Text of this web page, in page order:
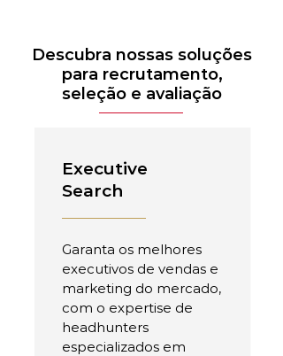
Descubra nossas soluções
para recrutamento,
seleção e avaliação
Executive
Search
Garanta os melhores
executivos de vendas e
marketing do mercado,
com o expertise de
headhunters
especializados em